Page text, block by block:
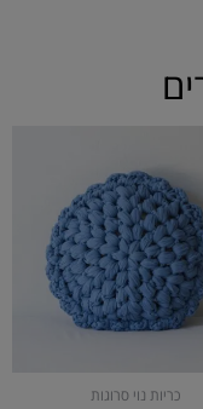
כריות נוי סרוגות